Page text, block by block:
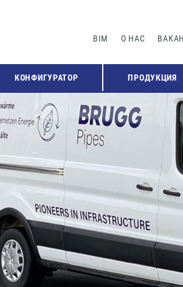
BIM О НАС
КОНФИГУРАТОР ПРОДУКЦИЯ